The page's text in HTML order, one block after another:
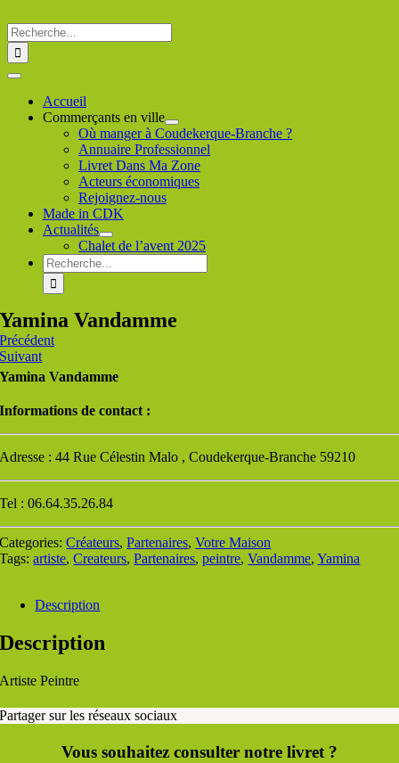
au
contenu
Rechercher
:
Toggle
NavigationAccueil
Commerçants en ville
Où manger à Coudekerque-Branche ?
Annuaire Professionnel
Livret Dans Ma Zone
Acteurs économiques
Rejoignez-nous
Made in CDK
Actualités
Chalet de l’avent 2025
Rechercher
:
Yamina Vandamme
Précédent
Suivant
Yamina Vandamme
Informations de contact :
Adresse : 44 Rue Célestin Malo , Coudekerque-Branche 59210
Tel : 06.64.35.26.84
Categories:Créateurs,Partenaires,Votre Maison
Tags:artiste,Createurs,Partenaires,peintre,Vandamme,Yamina
Description
Description
Artiste Peintre
Partager sur les réseaux sociaux
Vous souhaitez consulter notre livret ?